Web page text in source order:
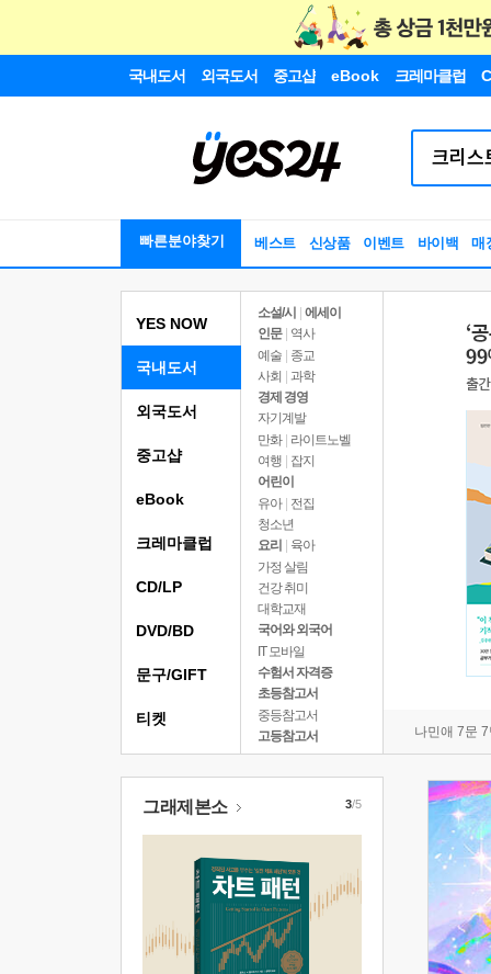
국내도서 외국도서 중고샵 eBook 크레마클럽
빠른분야찾기 베스트 신상품 이벤트 바이백 매
YES NOW
국내도서
소설/시
에세이
인문
역사
예술 | 종교
사회 | 과학
경제 경영
자기계발
만화 | 라이트노벨
여행
잡지
어린이
유아 | 전집
청소년
요리
육아
가정 살림
건강 취미
대학교재
국어와 외국어
IT 모바일
수험서 자격증
초등참고서
중등참고서
고등참고서
나민애 7문
외국도서
중고샵
eBook
크레마클럽
CD/LP
DVD/BD
문구/GIFT
티켓
그래제본소 3/5